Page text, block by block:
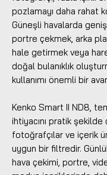
pozlamayı daha rahat
Güneşli havalarda
portre çekmek, arka
hale getirmek veya
doğal bulanıklık
kullanımı önemli bir
Kenko Smart II ND8,
ihtiyacını pratik
fotoğrafçılar ve içerik
uygun bir filtredir.
hava çekimi, portre,